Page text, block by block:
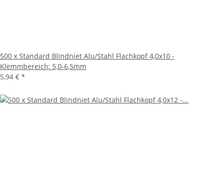
500 x Standard Blindniet Alu/Stahl Flachkopf 4,0x10 -
Klemmbereich: 5,0-6,5mm
5,94 € *